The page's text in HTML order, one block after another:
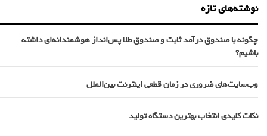
نوشته‌های تازه
چگونه با صندوق درآمد ثابت و صندوق طلا پس‌انداز هوشمندانه‌ای داشته
باشیم؟
وب‌سایت‌های ضروری در زمان قطعی اینترنت بین‌الملل
نکات کلیدی انتخاب بهترین دستگاه تولید